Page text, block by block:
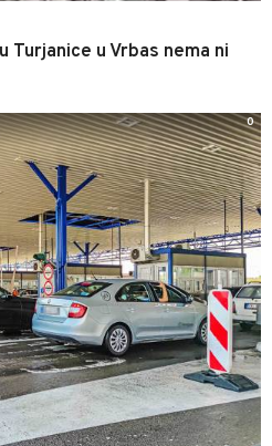
Turjanice u Vrbas nema ni
0